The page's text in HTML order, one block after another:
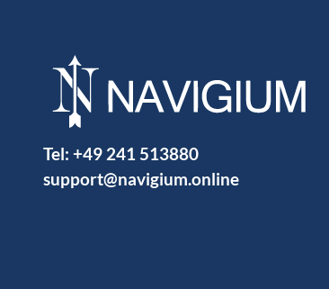
Tel: +49 241 513880
support@navigium.online